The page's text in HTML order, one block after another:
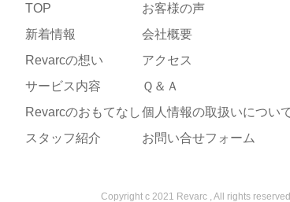
TOP
新着情報
Revarcの想い
サービス内容
Revarcのおもてなし
スタッフ紹介
お客様の声
会社概要
アクセス
Ｑ＆Ａ
個人情報の取扱いについ
お問い合せフォーム
Copyright c 2021 Revarc , All rights reserved.